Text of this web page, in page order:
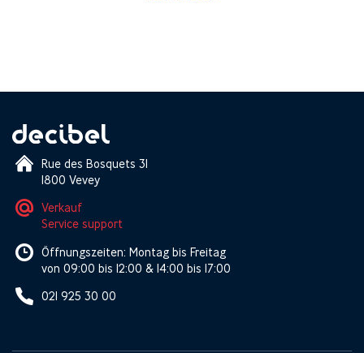
Rue des Bosquets 31
1800 Vevey
Verkauf
Service support
Öffnungszeiten: Montag bis Freitag
von 09:00 bis 12:00 & 14:00 bis 17:00
021 925 30 00